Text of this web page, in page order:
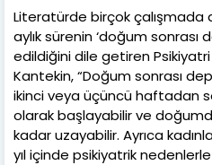
Literatürde birçok çalışmada
aylık sürenin ‘doğum sonrası
edildiğini dile getiren Psikiyatri
Kantekin, “Doğum sonrası
ikinci veya üçüncü haftadan
olarak başlayabilir ve
kadar uzayabilir. Ayrıca
yıl içinde psikiyatrik